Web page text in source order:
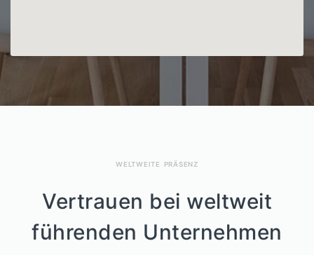
WELTWEITE PRÄSENZ
Vertrauen bei weltweit
führenden Unternehmen